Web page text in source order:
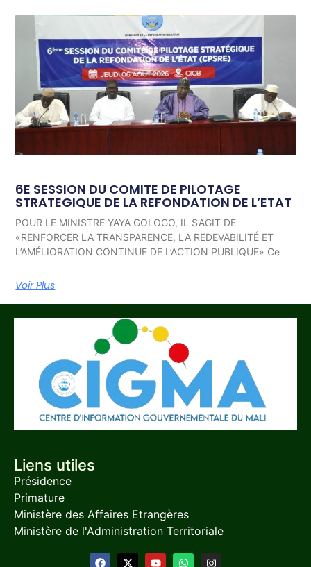
6E SESSION DU COMITE DE PILOTAGE
STRATEGIQUE DE LA REFONDATION DE L’ETAT
POUR LE MINISTRE YAYA GOLOGO, IL S’AGIT DE
«RENFORCER LA TRANSPARENCE, LA REDEVABILITÉ ET
L’AMÉLIORATION CONTINUE DE L’ACTION PUBLIQUE» Ce
Voir Plus
Liens utiles
Présidence
Primature
Ministère des Affaires Etrangères
Ministère de l'Administration Territoriale